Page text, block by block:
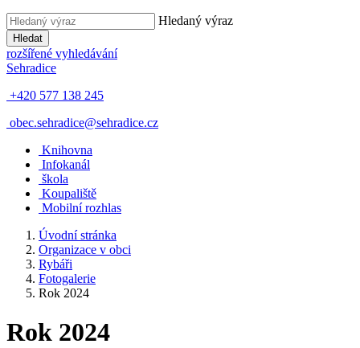
Hledaný výraz
Hledat
rozšířené vyhledávání
Sehradice
+420 577 138 245
obec.sehradice@sehradice.cz
Knihovna
Infokanál
škola
Koupaliště
Mobilní rozhlas
Úvodní stránka
Organizace v obci
Rybáři
Fotogalerie
Rok 2024
Rok 2024